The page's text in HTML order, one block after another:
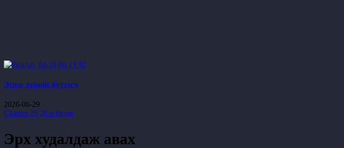
Эсрэг дүрийг бүтээгч
2026-06-29
Chapter 29 28-р бүлэг
Эрх худалдаж авах